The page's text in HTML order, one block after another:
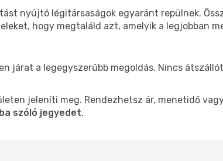
nyújtó légitársaságok egyaránt repülnek.
hogy megtaláld azt, amelyik a legjobban
járat a legegyszerűbb megoldás. Nincs
jeleníti meg. Rendezhetsz ár, menetidő
szóló jegyedet.